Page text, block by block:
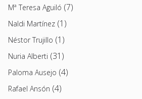
Mª Teresa Aguiló (7)
Naldi Martínez (1)
Néstor Trujillo (1)
Nuria Alberti (31)
Paloma Ausejo (4)
Rafael Ansón (4)